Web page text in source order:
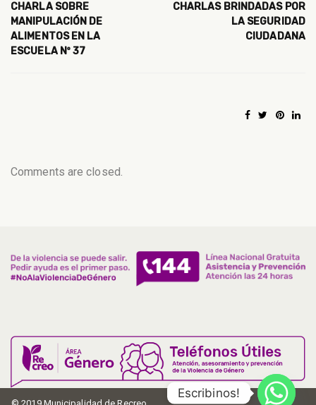
CHARLA SOBRE
MANIPULACIÓN DE
ALIMENTOS EN LA
ESCUELA Nº 37
CHARLAS BRINDADAS POR
LA SEGURIDAD
CIUDADANA
Comments are closed.
Escribinos!